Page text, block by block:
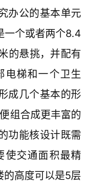
办公的基本单元
一个或者两个8.4
的悬挑，并配有
电梯和一个卫生
成几个基本的形
组合成更丰富的
功能核设计既需
使交通面积最精
的高度可以是5层